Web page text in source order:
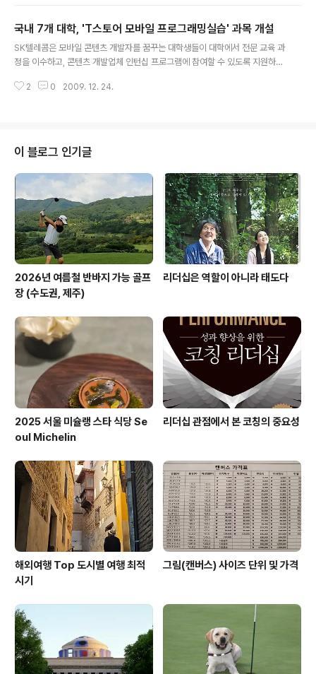
을 경험할 수 있도록 콘텐츠를 확보하기 위해 ‘안드로이드 개발자를 위한 T스토
어 애플리케이션 공모전’을 시행한다. 이번 공모전은 T스토어(www.tstore.c
o.kr)에서 제공할 안드로이드 전용 애플리케이션 확보와 국내 개발자들의 관심
국내 7개 대학, 'T스토어 모바일 프로그래밍실습' 과목 개설
SK텔레콤은 모바일 콘텐츠 개발자를 꿈꾸는 대학생들이 대학에서 전문 교육 과
정을 이수하고, 콘텐츠 개발업체 인턴십 프로그램에 참여할 수 있도록 지원하는
텔레콤은 23일 12시 을지로 본사에서 7개 대학 담당 교수 및 등 8개 모바일 콘
티비솔루션 모바일 프로그래밍 관련 커리큘럼을 운영 중인 이들 대학 7개 대학
에는 'T스토어 모바일 프로그래밍 실습' 교과목이 내년 1학기에 개설되며, 실
무..
2 0 2009. 12. 24.
이 블로그 인기글
2026년 여름철 반바지 가능 골프
장 (수도권, 제주)
리더십은 역할이 아니라 태도다
2025 서울 미슐랭 스타 식당 Se
oul Michelin
리더십 관점에서 본 코칭의 중요성
해외여행 Top 도시별 여행 최적
시기
그림(캔버스) 사이즈 단위 및 가격